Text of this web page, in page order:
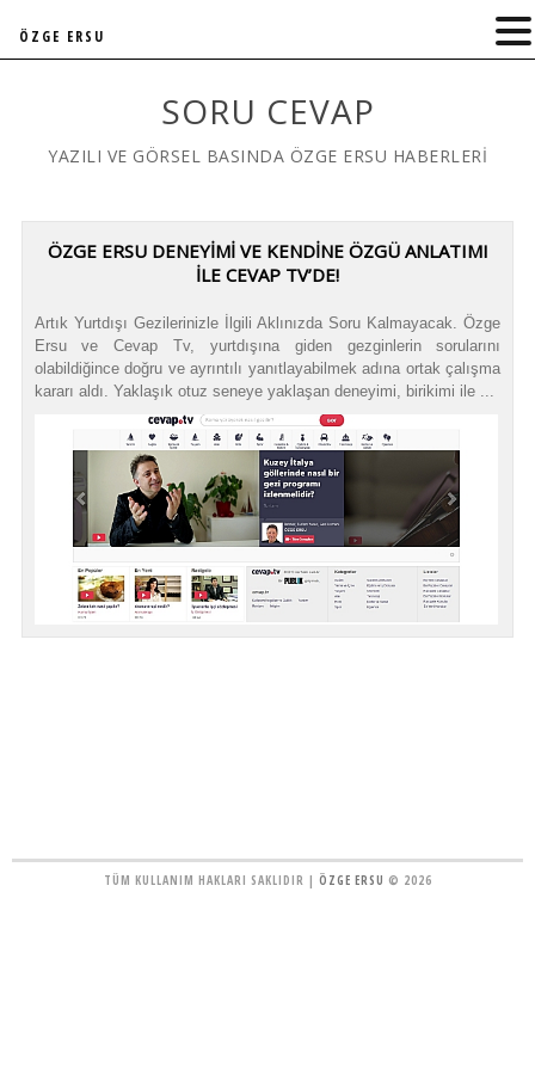
SORU CEVAP
YAZILI VE GÖRSEL BASINDA ÖZGE ERSU HABERLERİ
ÖZGE ERSU DENEYIMI VE KENDINE ÖZGÜ ANLATIMI
ILE CEVAP TV’DE!
Artık Yurtdışı Gezilerinizle İlgili Aklınızda Soru Kalmayacak. Özge
Ersu ve Cevap Tv, yurtdışına giden gezginlerin sorularını
olabildiğince doğru ve ayrıntılı yanıtlayabilmek adına ortak çalışma
kararı aldı. Yaklaşık otuz seneye yaklaşan deneyimi, birikimi ile ...
TÜM KULLANIM HAKLARI SAKLIDIR | ÖZGE ERSU © 2026
ÖZGE ERSU